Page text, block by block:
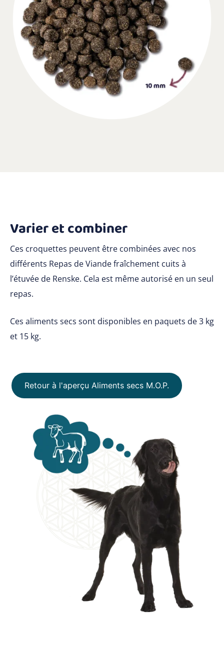
Varier et combiner
Ces croquettes peuvent être combinées avec nos
différents Repas de Viande fraîchement cuits à
l’étuvée de Renske. Cela est même autorisé en un seul
repas.
Ces aliments secs sont disponibles en paquets de 3 kg
et 15 kg.
Retour à l'aperçu Aliments secs M.O.P.